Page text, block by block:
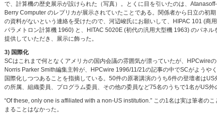
で、計算機の歴史展示が設けられた（写真）。とくに目を引いたのは、Atanasoff-
Berry Computer のレプリカが展示されていたことである。関係者から日立の初期
の資料がないという連絡を受けたので、河辺峻氏にお願いして、HIPAC 101 (商用
パラメトロン計算機 1960) と、HITAC 5020E (初代の汎用大型機 1963) のパネル
提供していただき、展示に飾った。
3) 国際化
SCはこれまで何となくアメリカの国内会議の雰囲気が漂っていたが、HPCwireの
Norris Parker Smith編集主幹が、HPCwire 1996/11/21の記事の中でSCがようやく
国際化しつつあることを指摘している。50件の原著講演のうち6件の登壇者は
の所属、組織委員、プログラム委員、その他の委員など75名のうちで1名がUS外
“Of these, only one is affiliated with a non-US institution.” この1名は実は筆者の
まることはなかった。